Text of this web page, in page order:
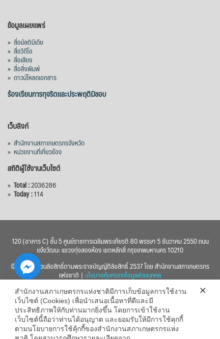
ข้อมูลเผยแพร่
» สื่อมัลติมีเดีย
» สื่อวิดีโอ
» สื่อเสียง
» สื่อสิ่งพิมพ์
» ดาวน์โหลดเอกสาร
ร้องเรียนการทุจริตและประพฤติมิชอบ
เว็บลิงก์
» สำนักงานสภาเกษตรกรจังหวัด
» หน่วยงานที่เกี่ยวข้อง
สถิติผู้ใช้งานเว็บไซต์
» Total :2036286
» Today :114
120 (อาคาร C) ชั้น 5 ศูนย์ราชการเฉลิมพระเกียรติ 80 พรรษา 5 ธันวาคม 2550 ถนน
แจ้งวัฒนะ แขวงทุ่งสองห้อง เขตหลักสี่ กรุงเทพมหานคร 10210
© 2560 สงวนลิขสิทธิ์ตามพระราชบัญญัติลิขสิทธิ์ 2537 โดย สำนักงานสภาเกษตรกร
แห่งชาติ | นโยบายคุ้มครองข้อมูลส่วนบุคคล
สำนักงานสภาเกษตรกรแห่งชาติมีการเก็บข้อมูลการใช้งาน
เว็บไซต์ (Cookies) เพื่อนำเสนอเนื้อหาที่ดีและมี
ประสิทธิภาพให้กับท่านมากยิ่งขึ้น โดยการเข้าใช้งาน
เว็บไซต์นี้ถือว่าท่านได้อนุญาต และยอมรับให้มีการใช้คุกกี้
ตามนโยบายการใช้คุ้กกี้ของสำนักงานสภาเกษตรกรแห่ง
chaty